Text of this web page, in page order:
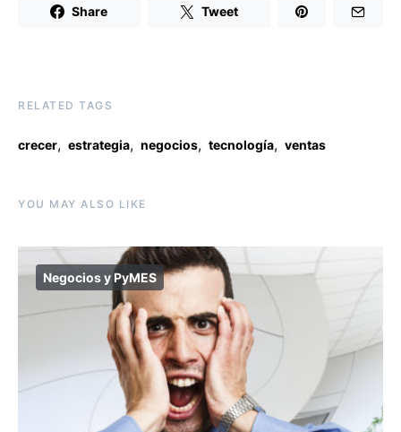
Share Tweet
RELATED TAGS
crecer, estrategia, negocios, tecnología, ventas
YOU MAY ALSO LIKE
Negocios y PyMES